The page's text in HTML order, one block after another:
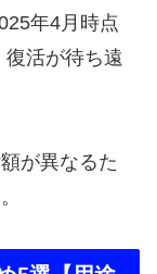
年4月時点
活が待ち遠
が異なるた